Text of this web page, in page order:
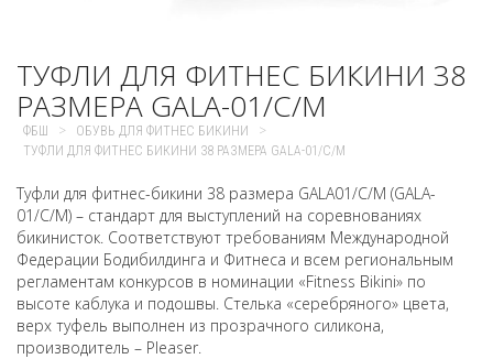
ТУФЛИ ДЛЯ ФИТНЕС БИКИНИ 38
РАЗМЕРА GALA-01/C/M
ФБШ > ОБУВЬ ДЛЯ ФИТНЕС БИКИНИ >
ТУФЛИ ДЛЯ ФИТНЕС БИКИНИ 38 РАЗМЕРА GALA-01/C/M
Туфли для фитнес-бикини 38 размера GALA01/C/M (GALA-
01/C/M) – стандарт для выступлений на соревнованиях
бикинисток. Соответствуют требованиям Международной
Федерации Бодибилдинга и Фитнеса и всем региональным
регламентам конкурсов в номинации «Fitness Bikini» по
высоте каблука и подошвы. Стелька «серебряного» цвета,
верх туфель выполнен из прозрачного силикона,
производитель – Pleaser.